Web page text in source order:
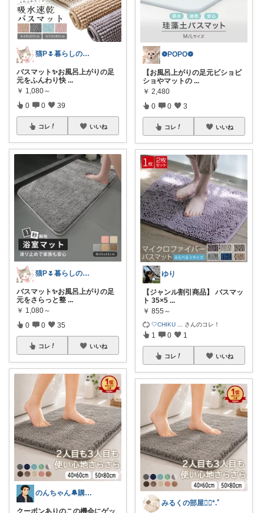
猫P🌷暮らしの中で見つけたお気に入り
バスマット✨お風呂上がりの足
元をふんわり快 ...
￥ 1,080～
0 0 39
コレ いいね
猫P🌷暮らしの中で見つけたお気に入り
バスマット✨お風呂上がりの足
元をさらっと整 ...
￥ 1,080～
0 0 35
コレ いいね
のんちゃん🔔購入感謝です✨
クーポンありのこの機会にゲッ
❁POPO❁
【お風呂上がりの足元ビショビ
ショやマットの ...
￥ 2,480
0 0 3
コレ いいね
ゆり
【ジャンル割引商品】 バスマッ
ト 35×5 ...
￥ 855～
🤍CHIKU さんのコレ！
1 0 1
コレ いいね
みるくの部屋❁⃘*.ﾟ